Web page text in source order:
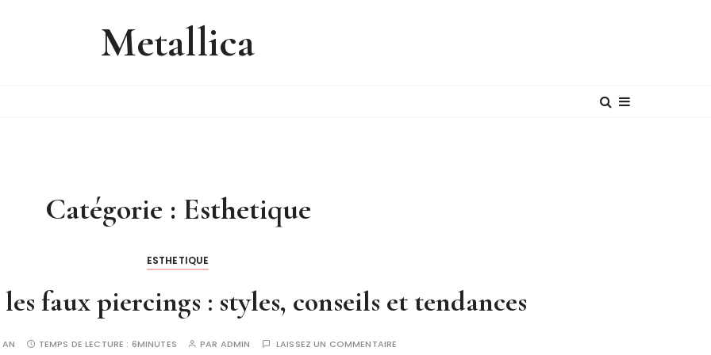
Metallica
Catégorie : Esthetique
ESTHETIQUE
faux piercings : styles, conseils et tendances
AN TEMPS DE LECTURE : 6MINUTES PAR ADMIN LAISSEZ UN COMMENTAIRE